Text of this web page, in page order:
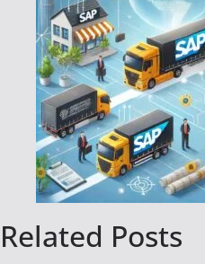
Related Posts